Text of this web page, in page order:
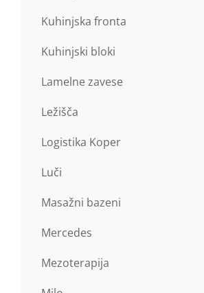
Kuhinjska fronta
Kuhinjski bloki
Lamelne zavese
Ležišča
Logistika Koper
Luči
Masažni bazeni
Mercedes
Mezoterapija